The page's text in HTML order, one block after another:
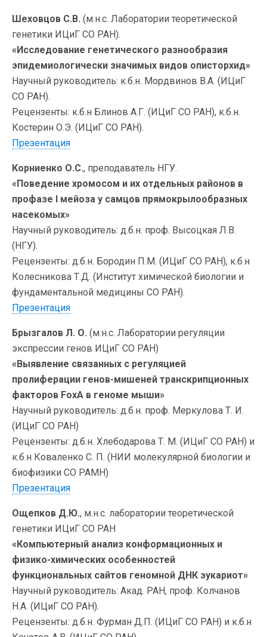
Шеховцов С.В. (м.н.с. Лаборатории теоретической
генетики ИЦиГ СО РАН).
«Исследование генетического разнообразия
эпидемиологически значимых видов описторхид»
Научный руководитель: к.б.н. Мордвинов В.А. (ИЦиГ
СО РАН).
Рецензенты: к.б.н Блинов А.Г. (ИЦиГ СО РАН), к.б.н.
Костерин О.Э. (ИЦиГ СО РАН).
Презентация
Корниенко О.С., преподаватель НГУ.
«Поведение хромосом и их отдельных районов в
профазе I мейоза у самцов прямокрылообразных
насекомых»
Научный руководитель: д.б.н. проф. Высоцкая Л.В.
(НГУ).
Рецензенты: д.б.н. Бородин П.М. (ИЦиГ СО РАН), к.б.н
Колесникова Т.Д. (Институт химической биологии и
фундаментальной медицины СО РАН).
Презентация
Брызгалов Л. О. (м.н.с. Лаборатории регуляции
экспрессии генов ИЦиГ СО РАН)
«Выявление связанных с регуляцией
пролиферации генов-мишеней транскрипционных
факторов FoxA в геноме мыши»
Научный руководитель: д.б.н. проф. Меркулова Т. И.
(ИЦиГ СО РАН)
Рецензенты: д.б.н. Хлебодарова Т. М. (ИЦиГ СО РАН) и
к.б.н Коваленко С. П. (НИИ молекулярной биологии и
биофизики СО РАМН)
Презентация
Ощепков Д.Ю., м.н.с. лаборатории теоретической
генетики ИЦиГ СО РАН
«Компьютерный анализ конформационных и
физико-химических особенностей
функциональных сайтов геномной ДНК эукариот»
Научный руководитель: Акад. РАН, проф. Колчанов
Н.А. (ИЦиГ СО РАН).
Рецензенты: д.б.н. Фурман Д.П. (ИЦиГ СО РАН) и к.б.н